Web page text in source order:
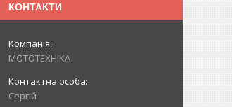
КОНТАКТИ
МОТОТЕХНІКА
Сергій